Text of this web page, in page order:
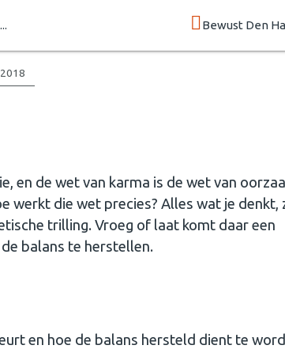
Bewust Den
2018
en de wet van karma is de wet van
werkt die wet precies? Alles wat je denkt,
trilling. Vroeg of laat komt daar een
balans te herstellen.
en hoe de balans hersteld dient te